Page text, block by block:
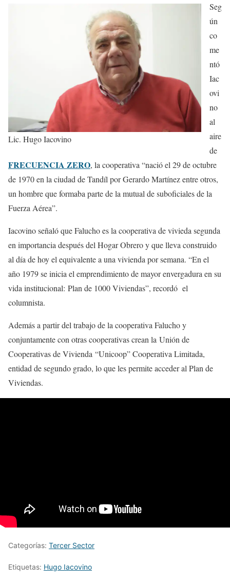
Lic. Hugo Iacovino
Seg
ún
co
me
ntó
Iac
ovi
no
al
aire
de
FRECUENCIA ZERO, la cooperativa “nació el 29 de octubre
de 1970 en la ciudad de Tandíl por Gerardo Martínez entre otros,
un hombre que formaba parte de la mutual de suboficiales de la
Fuerza Aérea”.
Iacovino señaló que Falucho es la cooperativa de vivieda segunda
en importancia después del Hogar Obrero y que lleva construido
al día de hoy el equivalente a una vivienda por semana. “En el
año 1979 se inicia el emprendimiento de mayor envergadura en su
vida institucional: Plan de 1000 Viviendas”, recordó el
columnista.
Además a partir del trabajo de la cooperativa Falucho y
conjuntamente con otras cooperativas crean la Unión de
Cooperativas de Vivienda “Unicoop” Cooperativa Limitada,
entidad de segundo grado, lo que les permite acceder al Plan de
Viviendas.
Categorías: Tercer Sector
Etiquetas: Hugo Iacovino